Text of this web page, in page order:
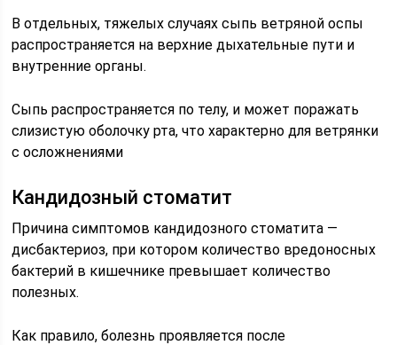
В отдельных, тяжелых случаях сыпь ветряной оспы
распространяется на верхние дыхательные пути и
внутренние органы.
Сыпь распространяется по телу, и может поражать
слизистую оболочку рта, что характерно для ветрянки
с осложнениями
Кандидозный стоматит
Причина симптомов кандидозного стоматита —
дисбактериоз, при котором количество вредоносных
бактерий в кишечнике превышает количество
полезных.
Как правило, болезнь проявляется после